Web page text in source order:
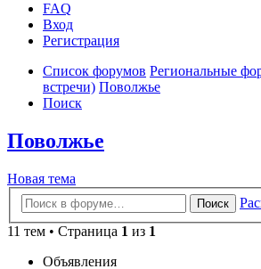
FAQ
Вход
Регистрация
Список форумов Региональные
встречи) Поволжье
Поиск
Поволжье
Новая тема
Поиск
11 тем • Страница 1 из 1
Объявления